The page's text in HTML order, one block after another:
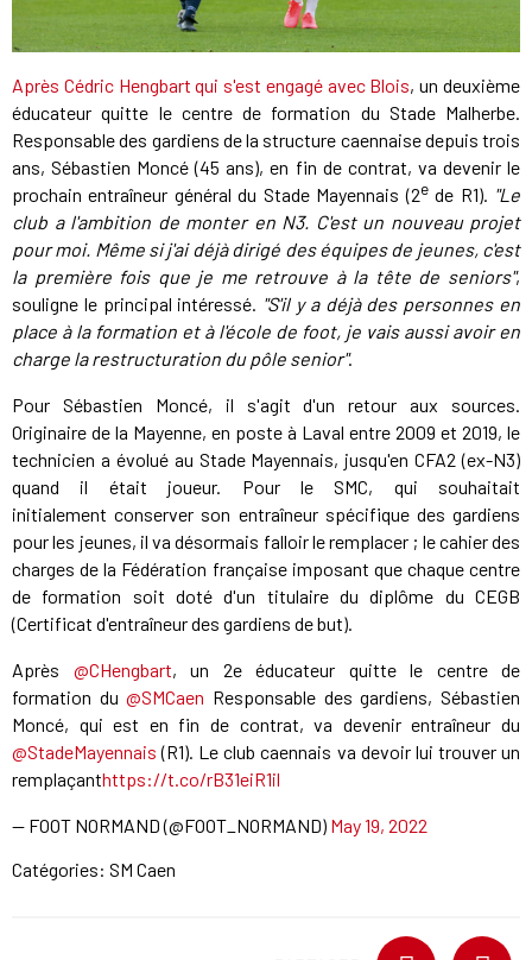
Après Cédric Hengbart qui s'est engagé avec Blois, un deuxième
éducateur quitte le centre de formation du Stade Malherbe.
Responsable des gardiens de la structure caennaise depuis trois
ans, Sébastien Moncé (45 ans), en fin de contrat, va devenir le
prochain entraîneur général du Stade Mayennais (2ede R1). "Le
club a l'ambition de monter en N3. C'est un nouveau projet
pour moi. Même si j'ai déjà dirigé des équipes de jeunes, c'est
la première fois que je me retrouve à la tête de seniors",
souligne le principal intéressé. "S'il y a déjà des personnes en
place à la formation et à l'école de foot, je vais aussi avoir en
charge la restructuration du pôle senior".
Pour Sébastien Moncé, il s'agit d'un retour aux sources.
Originaire de la Mayenne, en poste à Laval entre 2009 et 2019, le
technicien a évolué au Stade Mayennais, jusqu'en CFA2 (ex-N3)
quand il était joueur. Pour le SMC, qui souhaitait
initialement conserver son entraîneur spécifique des gardiens
pour les jeunes, il va désormais falloir le remplacer ; le cahier des
charges de la Fédération française imposant que chaque centre
de formation soit doté d'un titulaire du diplôme du CEGB
(Certificat d'entraîneur des gardiens de but).
Après @CHengbart, un 2e éducateur quitte le centre de
formation du@SMCaen Responsable des gardiens, Sébastien
Moncé, qui est en fin de contrat, va devenir entraîneur du
@StadeMayennais (R1). Le club caennais va devoir lui trouver un
remplaçanthttps://t.co/rB31eiR1il
— FOOT NORMAND (@FOOT_NORMAND) May 19, 2022
Catégories: SM Caen